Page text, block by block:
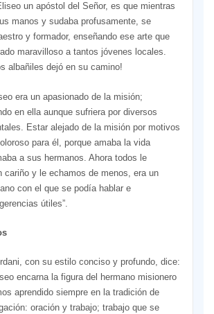
un apóstol del Señor, es que mientras
manos y sudaba profusamente, se
y formador, enseñando ese arte que
maravilloso a tantos jóvenes locales.
albañiles dejó en su camino!
era un apasionado de la misión;
en ella aunque sufriera por diversos
Estar alejado de la misión por motivos
para él, porque amaba la vida
a sus hermanos. Ahora todos le
cariño y le echamos de menos, era un
con el que se podía hablar e
útiles”.
con su estilo conciso y profundo, dice:
encarna la figura del hermano misionero
aprendido siempre en la tradición de
oración y trabajo; trabajo que se